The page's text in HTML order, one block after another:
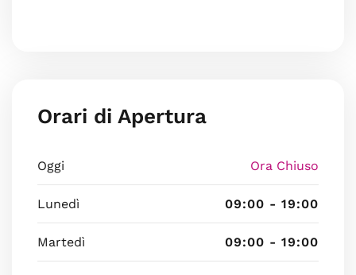
Orari di Apertura
Oggi Ora Chiuso
Lunedì 09:00 - 19:00
Martedì 09:00 - 19:00